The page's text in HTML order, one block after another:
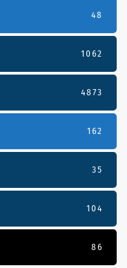
48
1062
4873
162
35
104
86